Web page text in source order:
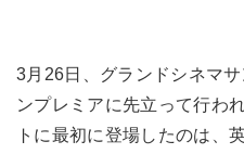
3月26日、グランドシネマ
ンプレミアに先立って行わ
トに最初に登場したのは、